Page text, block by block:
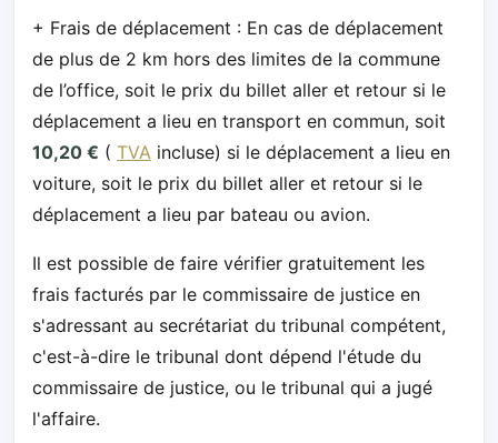
+ Frais de déplacement : En cas de déplacement
de plus de 2 km hors des limites de la commune
de l’office, soit le prix du billet aller et retour si le
déplacement a lieu en transport en commun, soit
10,20 € ( TVA incluse) si le déplacement a lieu en
voiture, soit le prix du billet aller et retour si le
déplacement a lieu par bateau ou avion.
Il est possible de faire vérifier gratuitement les
frais facturés par le commissaire de justice en
s'adressant au secrétariat du tribunal compétent,
c'est-à-dire le tribunal dont dépend l'étude du
commissaire de justice, ou le tribunal qui a jugé
l'affaire.